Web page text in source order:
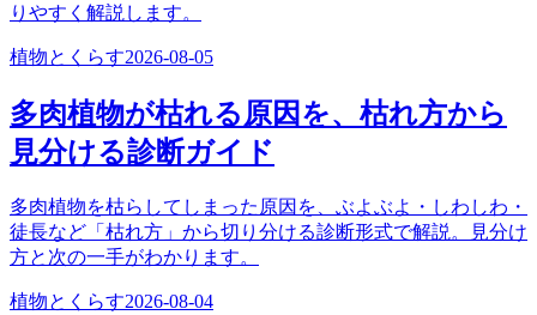
りやすく解説します。
植物とくらす2026-08-05
多肉植物が枯れる原因を、枯れ方から
見分ける診断ガイド
多肉植物を枯らしてしまった原因を、ぶよぶよ・しわしわ・
徒長など「枯れ方」から切り分ける診断形式で解説。見分け
方と次の一手がわかります。
植物とくらす2026-08-04